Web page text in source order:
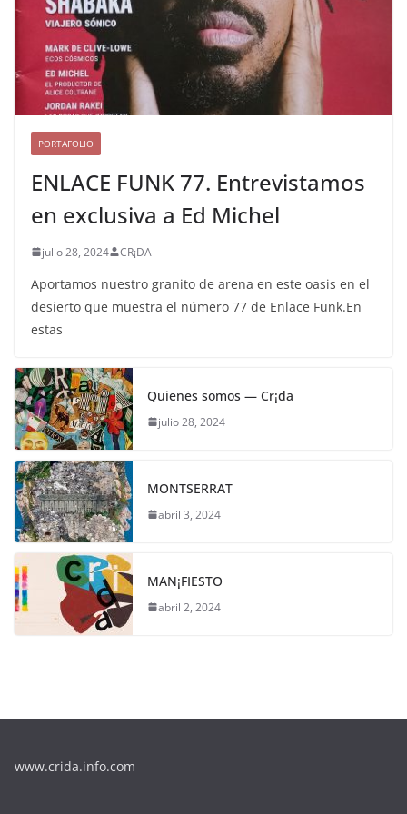
PORTAFOLIO
ENLACE FUNK 77. Entrevistamos
en exclusiva a Ed Michel
julio 28, 2024 CR¡DA
Aportamos nuestro granito de arena en este oasis en el
desierto que muestra el número 77 de Enlace Funk.En
estas
Quienes somos — Cr¡da
julio 28, 2024
MONTSERRAT
abril 3, 2024
MAN¡FIESTO
abril 2, 2024
www.crida.info.com